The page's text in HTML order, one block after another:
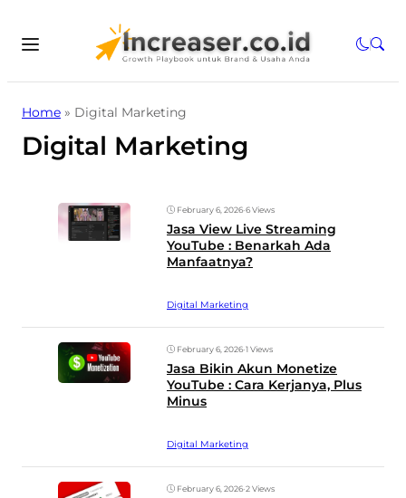
Home » Digital Marketing
Digital Marketing
February 6, 2026•6 Views
Jasa View Live Streaming
YouTube : Benarkah Ada
Manfaatnya?
Digital Marketing
February 6, 2026•1 Views
Jasa Bikin Akun Monetize
YouTube : Cara Kerjanya, Plus
Minus
Digital Marketing
February 6, 2026•2 Views